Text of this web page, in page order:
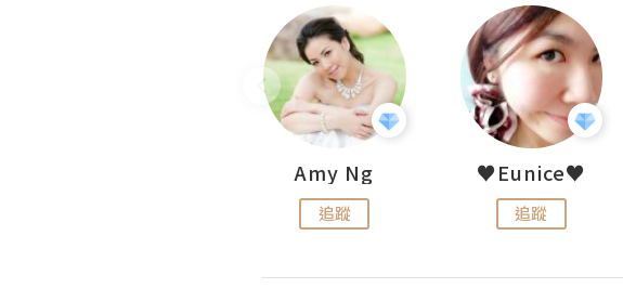
Amy Ng
追蹤
♥Eunice♥
追蹤